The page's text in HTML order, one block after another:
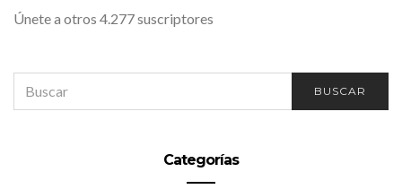
Únete a otros 4.277 suscriptores
FOR:
BUSCAR
Categorías